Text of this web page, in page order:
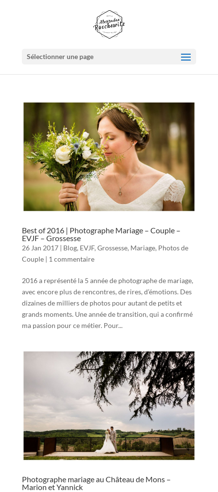
Sélectionner une page
Best of 2016 | Photographe Mariage – Couple –
EVJF – Grossesse
26 Jan 2017| Blog, EVJF, Grossesse, Mariage, Photos de
Couple| 1 commentaire
2016 a représenté la 5 année de photographe de mariage,
avec encore plus de rencontres, de rires, d’émotions. Des
dizaines de milliers de photos pour autant de petits et
grands moments. Une année de transition, qui a confirmé
ma passion pour ce métier. Pour...
Photographe mariage au Château de Mons –
Marion et Yannick